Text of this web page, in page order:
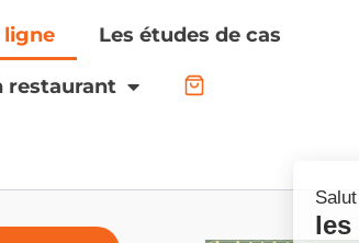
Salut c'est
les
ligne Les études de cas
restaurant